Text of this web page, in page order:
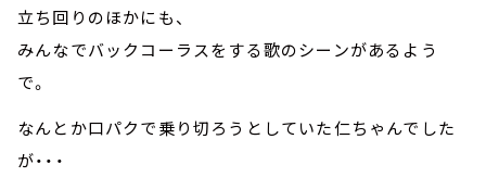
立ち回りのほかにも、
みんなでバックコーラスをする歌のシーンがあるよう
で。
なんとか口パクで乗り切ろうとしていた仁ちゃんでした
が・・・